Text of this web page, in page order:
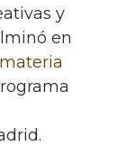
y
en